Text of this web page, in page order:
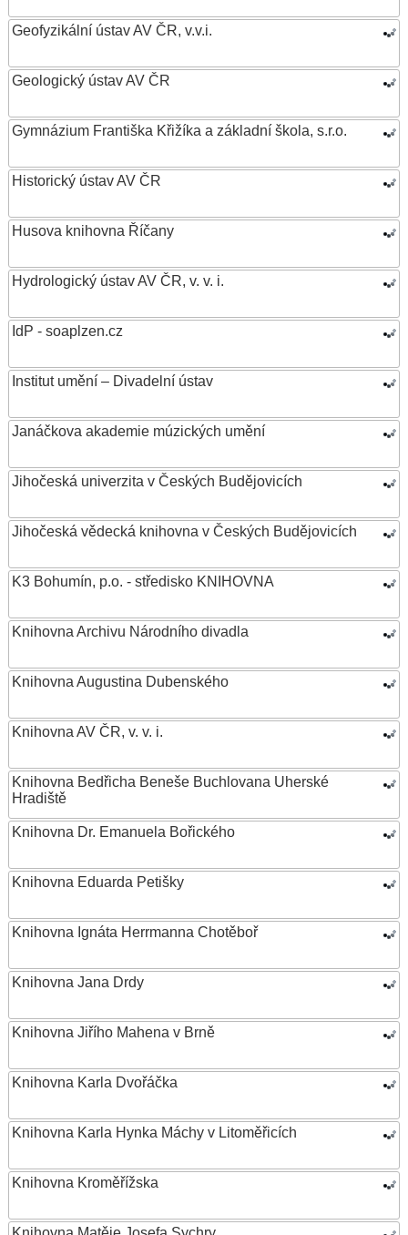
Geofyzikální ústav AV ČR, v.v.i.
Geologický ústav AV ČR
Gymnázium Františka Křižíka a základní škola, s.r.o.
Historický ústav AV ČR
Husova knihovna Říčany
Hydrologický ústav AV ČR, v. v. i.
IdP - soaplzen.cz
Institut umění – Divadelní ústav
Janáčkova akademie múzických umění
Jihočeská univerzita v Českých Budějovicích
Jihočeská vědecká knihovna v Českých Budějovicích
K3 Bohumín, p.o. - středisko KNIHOVNA
Knihovna Archivu Národního divadla
Knihovna Augustina Dubenského
Knihovna AV ČR, v. v. i.
Knihovna Bedřicha Beneše Buchlovana Uherské
Hradiště
Knihovna Dr. Emanuela Bořického
Knihovna Eduarda Petišky
Knihovna Ignáta Herrmanna Chotěboř
Knihovna Jana Drdy
Knihovna Jiřího Mahena v Brně
Knihovna Karla Dvořáčka
Knihovna Karla Hynka Máchy v Litoměřicích
Knihovna Kroměřížska